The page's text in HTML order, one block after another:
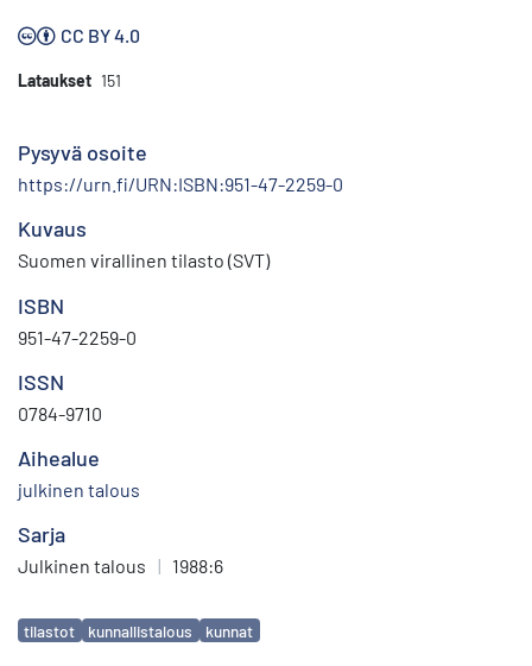
CC BY 4.0
Lataukset 151
Pysyvä osoite
https://urn.fi/URN:ISBN:951-47-2259-0
Kuvaus
Suomen virallinen tilasto (SVT)
ISBN
951-47-2259-0
ISSN
0784-9710
Aihealue
julkinen talous
Sarja
Julkinen talous | 1988:6
Avainsanat
tilastot kunnallistalous kunnat